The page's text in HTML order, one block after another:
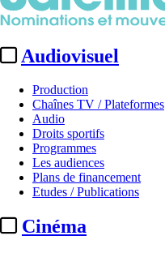
Audiovisuel
Production
Chaînes TV / Plateformes
Audio
Droits sportifs
Programmes
Les audiences
Plans de financement
Etudes / Publications
Cinéma